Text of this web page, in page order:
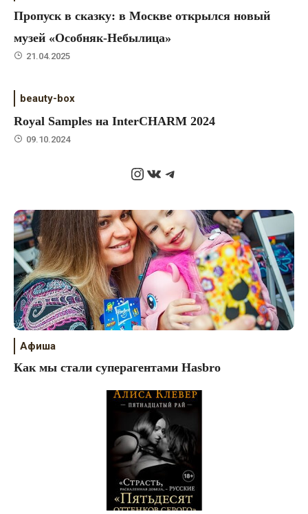
Пропуск в сказку: в Москве открылся новый
музей «Особняк-Небылица»
21.04.2025
beauty-box
Royal Samples на InterCHARM 2024
09.10.2024
Instagram
ВКонтакте
Telegram
Афиша
Как мы стали суперагентами Hasbro